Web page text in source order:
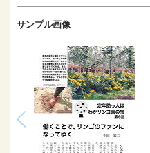
サンプル画像